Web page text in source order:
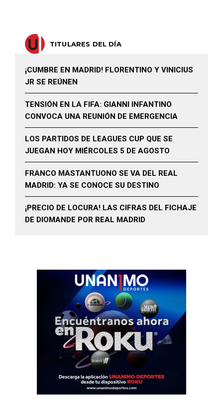
TITULARES DEL DÍA
¡CUMBRE EN MADRID! FLORENTINO Y VINICIUS
JR SE REÚNEN
TENSIÓN EN LA FIFA: GIANNI INFANTINO
CONVOCA UNA REUNIÓN DE EMERGENCIA
LOS PARTIDOS DE LEAGUES CUP QUE SE
JUEGAN HOY MIÉRCOLES 5 DE AGOSTO
FRANCO MASTANTUONO SE VA DEL REAL
MADRID: YA SE CONOCE SU DESTINO
¡PRECIO DE LOCURA! LAS CIFRAS DEL FICHAJE
DE DIOMANDE POR REAL MADRID